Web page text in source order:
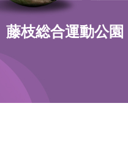
藤枝総合運動公園